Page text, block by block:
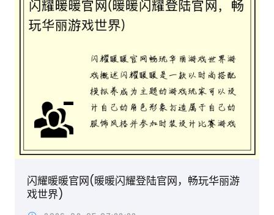
闪耀暖暖官网(暖暖闪耀登陆官网，畅玩华丽游
戏世界)